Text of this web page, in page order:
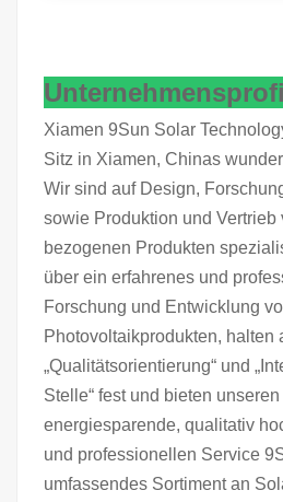
Xiamen 9Sun Solar
Sitz in Xiamen, Chinas
Wir sind auf Design,
sowie Produktion und Vertrieb
bezogenen Produkten
über ein erfahrenes und
Forschung und Entwicklung
Photovoltaikprodukten, halten
„Qualitätsorientierung“ und
Stelle“ fest und bieten
energiesparende, qualitativ
und professionellen Service
umfassendes Sortiment an